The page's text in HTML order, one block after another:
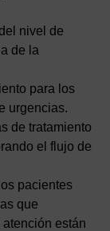
nivel de
de la
para los
urgencias.
de tratamiento
el flujo de
pacientes
que
están